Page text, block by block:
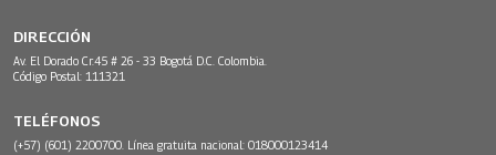
DIRECCIÓN
Av. El Dorado Cr.45 # 26 - 33 Bogotá D.C. Colombia.
Código Postal: 111321
TELÉFONOS
(+57) (601) 2200700. Línea gratuita nacional: 018000123414